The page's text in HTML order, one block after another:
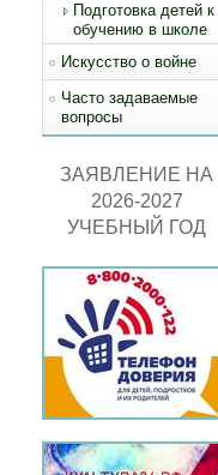
Подготовка детей к
обучению в школе
Искусство о войне
Часто задаваемые
вопросы
ЗАЯВЛЕНИЕ НА
2026-2027
УЧЕБНЫЙ ГОД